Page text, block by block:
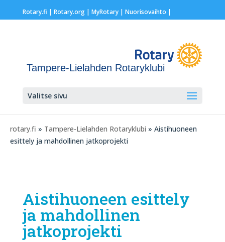
Rotary.fi | Rotary.org| MyRotary | Nuorisovaihto |
Tampere-Lielahden Rotaryklubi
Valitse sivu
rotary.fi » Tampere-Lielahden Rotaryklubi » Aistihuoneen
esittely ja mahdollinen jatkoprojekti
Aistihuoneen esittely
ja mahdollinen
jatkoprojekti